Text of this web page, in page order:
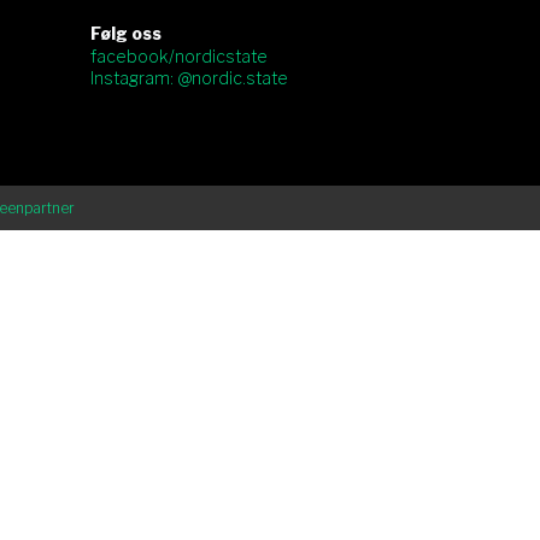
Følg oss
facebook/nordicstate
Instagram: @nordic.state